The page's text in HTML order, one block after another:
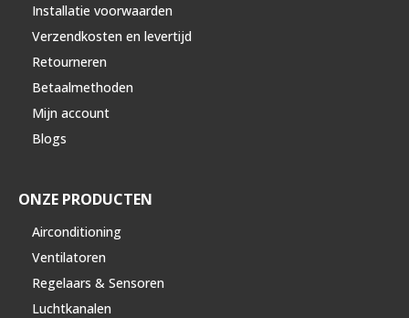
Installatie voorwaarden
Verzendkosten en levertijd
Retourneren
Betaalmethoden
Mijn account
Blogs
ONZE PRODUCTEN
Airconditioning
Ventilatoren
Regelaars & Sensoren
Luchtkanalen